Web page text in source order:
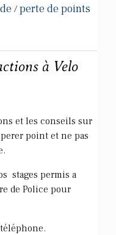
/perte de points
à Velo
et les conseils sur
point et ne pas
stages permis a
de Police pour